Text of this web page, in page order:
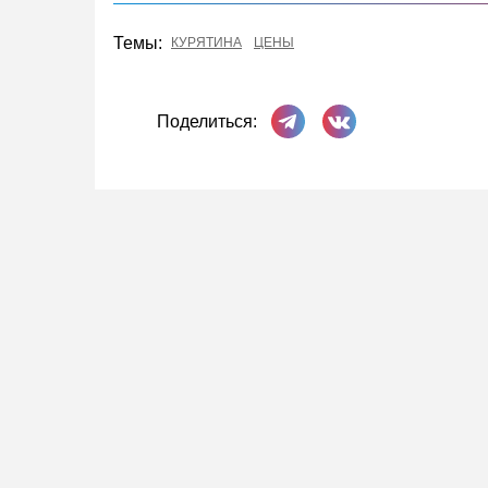
Темы: КУРЯТИНА ЦЕНЫ
Поделиться:
Поделиться в Телеграме
Поделиться